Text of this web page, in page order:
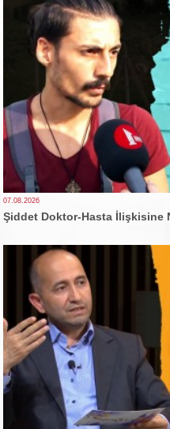
07.08.2026
Şiddet Doktor-Hasta İlişkisine